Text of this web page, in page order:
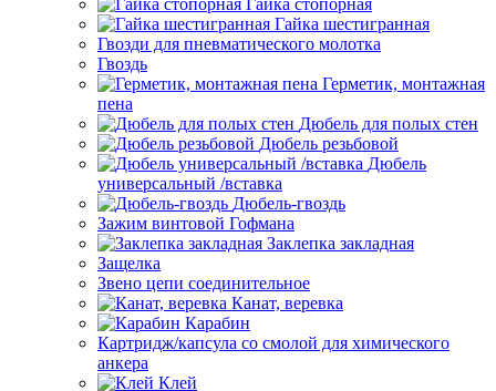
Гайка стопорная
Гайка шестигранная
Гвозди для пневматического молотка
Гвоздь
Герметик, монтажная
пена
Дюбель для полых стен
Дюбель резьбовой
Дюбель
универсальный /вставка
Дюбель-гвоздь
Зажим винтовой Гофмана
Заклепка закладная
Защелка
Звено цепи соединительное
Канат, веревка
Карабин
Картридж/капсула со смолой для химического
анкера
Клей